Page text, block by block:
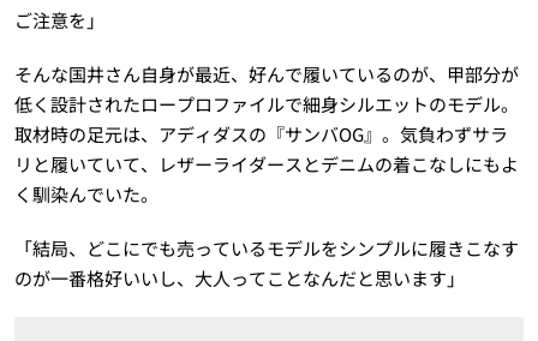
ご注意を」
そんな国井さん自身が最近、好んで履いているのが、甲部分が
低く設計されたロープロファイルで細身シルエットのモデル。
取材時の足元は、アディダスの『サンバOG』。気負わずサラ
リと履いていて、レザーライダースとデニムの着こなしにもよ
く馴染んでいた。
「結局、どこにでも売っているモデルをシンプルに履きこなす
のが一番格好いいし、大人ってことなんだと思います」